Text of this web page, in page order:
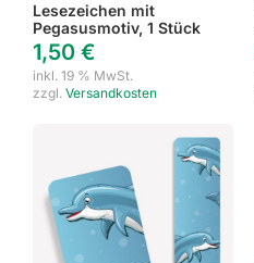
Lesezeichen mit
Pegasusmotiv, 1 Stück
1,50 €
inkl. 19 % MwSt.
zzgl. Versandkosten